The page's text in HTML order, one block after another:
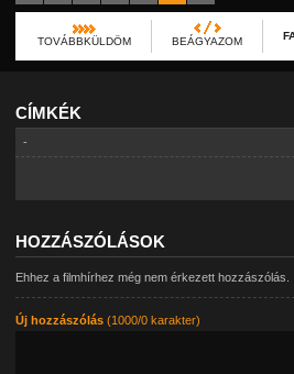
TOVÁBBKÜLDÖM BEÁGYAZOM
CÍMKÉK
-
HOZZÁSZÓLÁSOK
Ehhez a filmhírhez még nem érkezett hozzászólás.
Új hozzászólás(1000/0 karakter)